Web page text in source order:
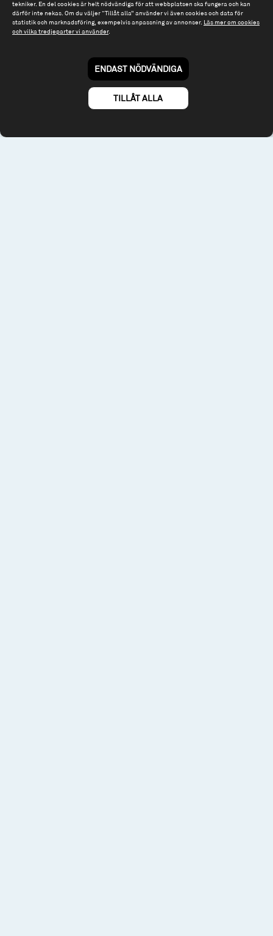
Tel: 08 - 545 813 40
Till spiltan.se
© 2026 - Spiltan Fonder AB
By Sphinxly
tekniker. En del cookies är helt nödvändiga för att webbplatsen ska fungera och kan
därför inte nekas. Om du väljer “Tillåt alla” använder vi även cookies och data för
statistik och marknadsföring, exempelvis anpassning av annonser. Läs mer om cookies
och vilka tredjeparter vi använder.
ENDAST NÖDVÄNDIGA
TILLÅT ALLA